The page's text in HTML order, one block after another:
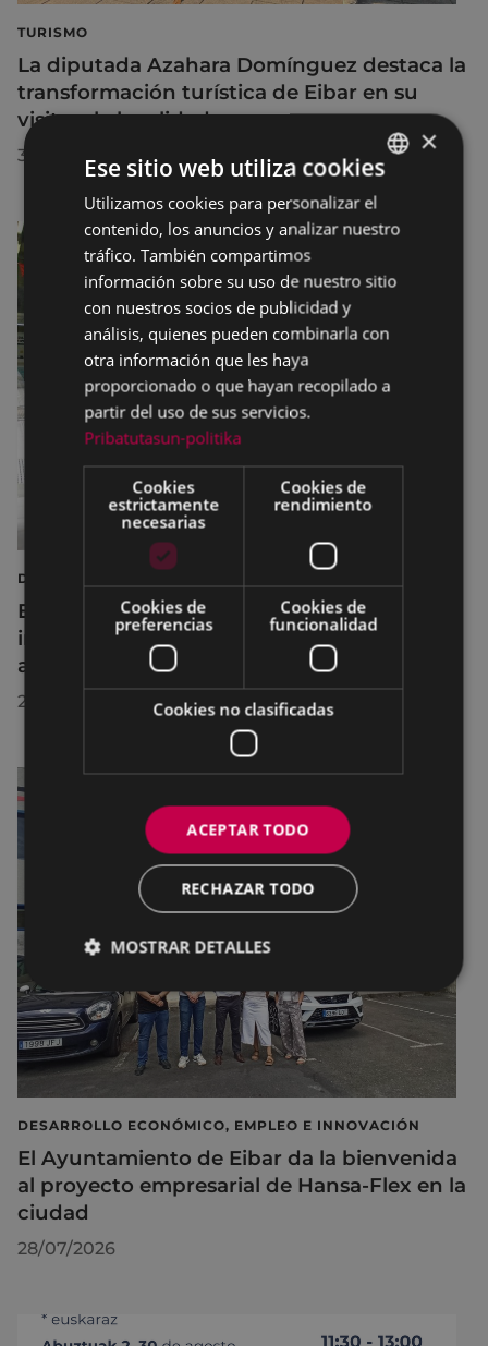
TURISMO
La diputada Azahara Domínguez destaca la
transformación turística de Eibar en su
visita a la localidad
30/07/2026
DEPORTES
Eibar adapta los horarios de sus
instalaciones deportivas durante el mes de
agosto para realizar mejoras
29/07/2026
DESARROLLO ECONÓMICO, EMPLEO E INNOVACIÓN
El Ayuntamiento de Eibar da la bienvenida
al proyecto empresarial de Hansa-Flex en la
ciudad
28/07/2026
BASQUE
SPANISH
×
Ese sitio web utiliza cookies
Utilizamos cookies para personalizar el
contenido, los anuncios y analizar nuestro
tráfico. También compartimos
información sobre su uso de nuestro sitio
con nuestros socios de publicidad y
análisis, quienes pueden combinarla con
otra información que les haya
proporcionado o que hayan recopilado a
partir del uso de sus servicios.
Pribatutasun-politika
Cookies
estrictamente
necesarias
Cookies de
rendimiento
Cookies de
preferencias
Cookies de
funcionalidad
Cookies no clasificadas
ACEPTAR TODO
RECHAZAR TODO
MOSTRAR DETALLES